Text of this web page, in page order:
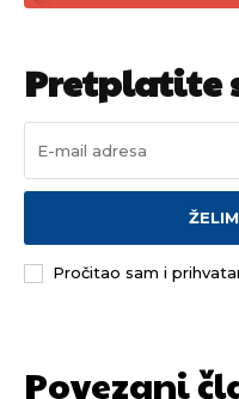
Pretplatite
Pročitao sam i
Povezani